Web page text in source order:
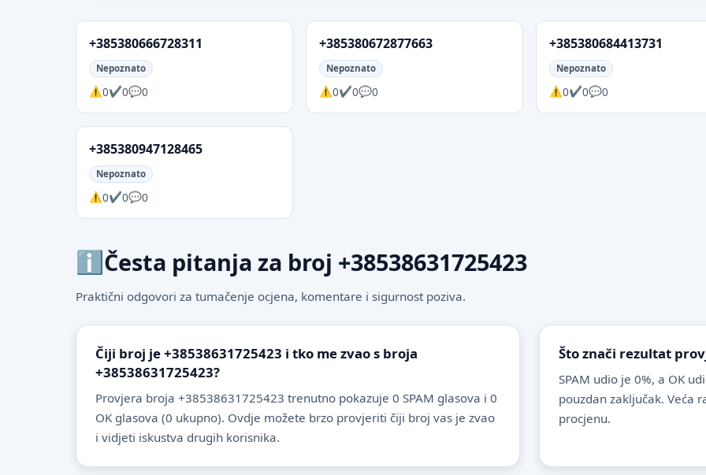
+385380666728311
Nepoznato
0 0 0
+385380672877663
Nepoznato
0 0 0
+385380684413731
Nepoznato
0 0 0
+385380947128465
Nepoznato
0 0 0
Česta pitanja za broj +38538631725423
Praktični odgovori za tumačenje ocjena, komentare i sigurnost poziva.
Čiji broj je +38538631725423 i tko me zvao s broja
+38538631725423?
Provjera broja +38538631725423 trenutno pokazuje 0 SPAM glasova i 0
OK glasova (0 ukupno). Ovdje možete brzo provjeriti čiji broj vas je zvao
i vidjeti iskustva drugih korisnika.
Što znači rezultat
SPAM udio je 0%, a OK
pouzdan zaključak. Veća
procjenu.